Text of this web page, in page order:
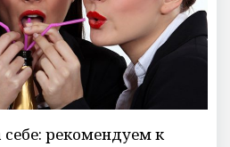
рекомендуем к